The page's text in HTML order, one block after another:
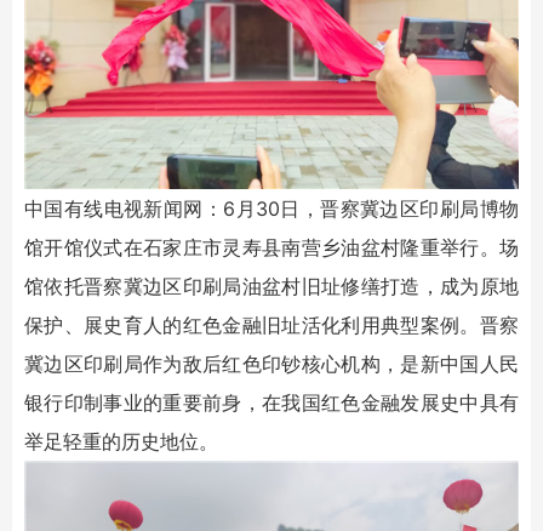
中国有线电视新闻网：6月30日，晋察冀边区印刷局博物
馆开馆仪式在石家庄市灵寿县南营乡油盆村隆重举行。场
馆依托晋察冀边区印刷局油盆村旧址修缮打造，成为原地
保护、展史育人的红色金融旧址活化利用典型案例。晋察
冀边区印刷局作为敌后红色印钞核心机构，是新中国人民
银行印制事业的重要前身，在我国红色金融发展史中具有
举足轻重的历史地位。